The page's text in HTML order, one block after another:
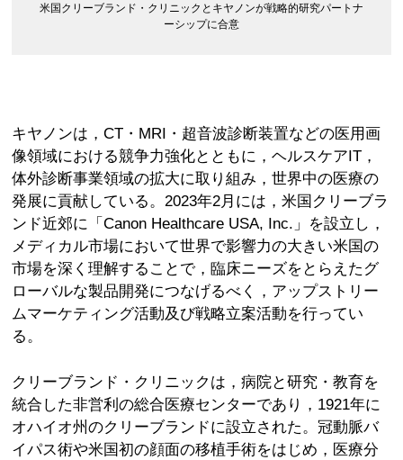
米国クリーブランド・クリニックとキヤノンが戦略的研究パートナ
ーシップに合意
キヤノンは，CT・MRI・超音波診断装置などの医用画
像領域における競争力強化とともに，ヘルスケアIT，
体外診断事業領域の拡大に取り組み，世界中の医療の
発展に貢献している。2023年2月には，米国クリーブラ
ンド近郊に「Canon Healthcare USA, Inc.」を設立し，
メディカル市場において世界で影響力の大きい米国の
市場を深く理解することで，臨床ニーズをとらえたグ
ローバルな製品開発につなげるべく，アップストリー
ムマーケティング活動及び戦略立案活動を行ってい
る。
クリーブランド・クリニックは，病院と研究・教育を
統合した非営利の総合医療センターであり，1921年に
オハイオ州のクリーブランドに設立された。冠動脈バ
イパス術や米国初の顔面の移植手術をはじめ，医療分